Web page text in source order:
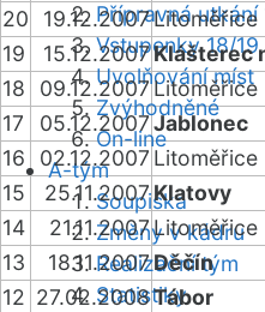
Přípravná utkání
Vstupenky 18/19
Uvolňování míst
Zvýhodněné
On-line
A-tým
Soupiska
Změny v kádru
Realizační tým
Statistiky
20
19.12.2007Litoměřice
19
15.12.2007Klášterec
18
09.12.2007 Litoměřice
17
05.12.2007Jablonec
16
02.12.2007 Litoměřice
15
25.11.2007Klatovy
14
21.11.2007Litoměřice
13
18.11.2007Děčín
12 27.02.2008Tábor